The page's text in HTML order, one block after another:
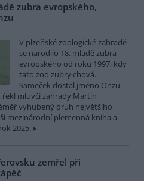
zubra evropského,
V plzeňské zoologické zahradě
se narodilo 18. mládě zubra
evropského od roku 1997, kdy
tato zoo zubry chová.
Sameček dostal jméno Onzu.
řekl mluvčí zahrady Martin
vyhubený druh největšího
mezinárodní plemenná kniha a
2025.
zemřel při